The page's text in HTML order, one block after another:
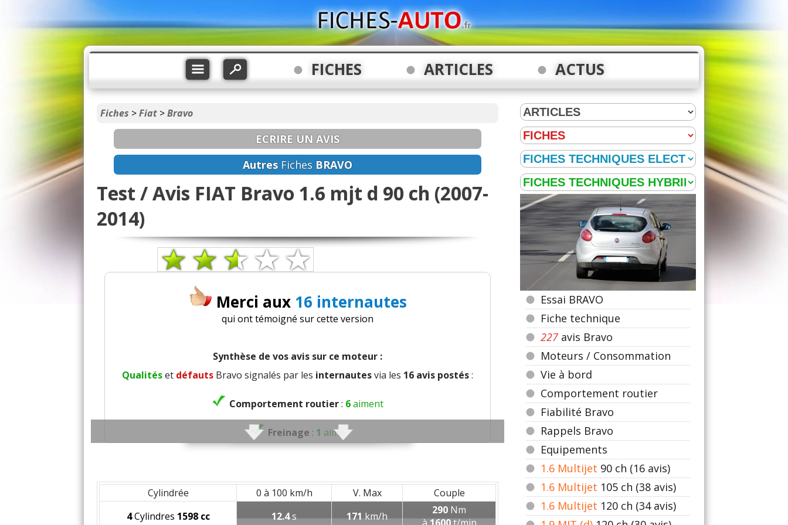
FICHES ARTICLES ACTUS
Fiches >Fiat >Bravo
ECRIRE UN AVIS
Autres Fiches BRAVO
Test / Avis FIAT Bravo 1.6 mjt d 90 ch (2007-
2014)
Merci aux 16 internautes
qui ont témoigné sur cette version
Synthèse de vos avis sur ce moteur :
Qualitéset défauts Bravo signalés par les internautesvia les 16 avis postés:
Comportement routier: 6aiment
Freinage : 1 aime
Confort global :6aiment n'aime pas
Confort des sièges:3aiment1n'aime pas
Cylindrée 0 à 100 km/h V. Max
Couple
4Cylindres 1598 cc 12.4s 171km/h 290 Nm
Essai BRAVO
Fiche technique
227 avis Bravo
Moteurs / Consommation
Vie à bord
Comportement routier
Fiabilité Bravo
Rappels Bravo
Equipements
1.6 Multijet 90 ch (16 avis)
1.6 Multijet 105 ch (38 avis)
1.6 Multijet 120 ch (34 avis)